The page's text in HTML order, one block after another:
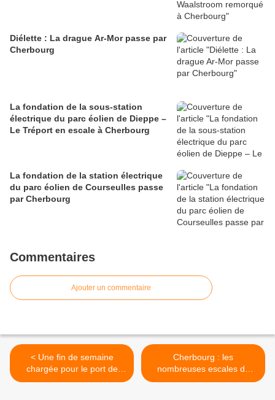
Diélette : La drague Ar-Mor passe par
Cherbourg
La fondation de la sous-station
électrique du parc éolien de Dieppe –
Le Tréport en escale à Cherbourg
La fondation de la station électrique
du parc éolien de Courseulles passe
par Cherbourg
Commentaires
Ajouter un commentaire
< Une fin de semaine
chargée pour le port de
Cherbourg
Cherbourg : les
nombreuses escales de
cette fin de semaine >